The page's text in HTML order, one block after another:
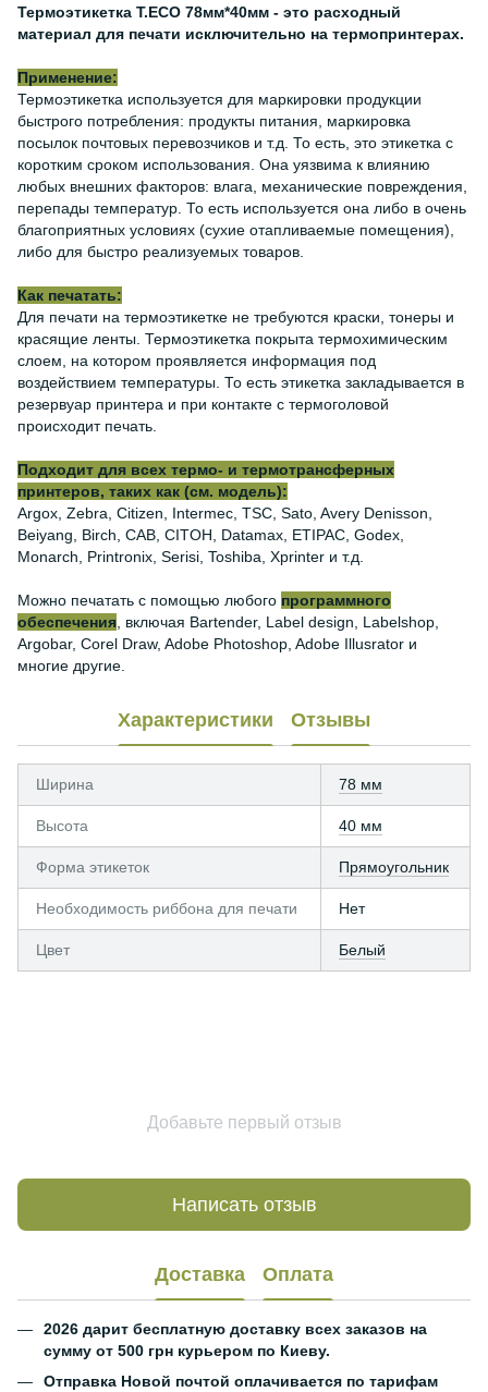
Термоэтикетка Т.ECO 78мм*40мм - это расходный
материал для печати исключительно на термопринтерах.
Применение:
Термоэтикетка используется для маркировки продукции
быстрого потребления: продукты питания, маркировка
посылок почтовых перевозчиков и т.д. То есть, это этикетка с
коротким сроком использования. Она уязвима к влиянию
любых внешних факторов: влага, механические повреждения,
перепады температур. То есть используется она либо в очень
благоприятных условиях (сухие отапливаемые помещения),
либо для быстро реализуемых товаров.
Как печатать:
Для печати на термоэтикетке не требуются краски, тонеры и
красящие ленты. Термоэтикетка покрыта термохимическим
слоем, на котором проявляется информация под
воздействием температуры. То есть этикетка закладывается в
резервуар принтера и при контакте с термоголовой
происходит печать.
Подходит для всех термо- и термотрансферных
принтеров, таких как (см. модель):
Argox, Zebra, Citizen, Intermec, TSC, Sato, Avery Denisson,
Beiyang, Birch, CAB, CITOH, Datamax, ETIPAC, Godex,
Monarch, Printronix, Serisi, Toshiba, Xprinter и т.д.
Можно печатать с помощью любого программного
обеспечения , включая Bartender, Label design, Labelshop,
Argobar, Corel Draw, Adobe Photoshop, Adobe Illusrator и
многие другие.
Характеристики Отзывы
Ширина 78 мм
Высота 40 мм
Форма этикеток Прямоугольник
Необходимость риббона для печати Нет
Цвет Белый
Добавьте первый отзыв
Написать отзыв
Доставка Оплата
2026 дарит бесплатную доставку всех заказов на
сумму от 500 грн курьером по Киеву.
Отправка Новой почтой оплачивается по тарифам